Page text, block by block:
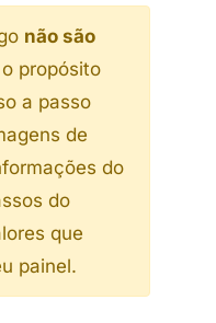
não são
propósito
a passo
de
do
do
que
painel.